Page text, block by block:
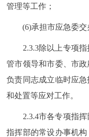
管理等工作；
(6)承担市应急委交
2.3.3除以上专项指
管市领导和市委、市
负责同志成立临时应
和处置等应对工作。
2.3.4市各专项指挥
指挥部的常设办事机